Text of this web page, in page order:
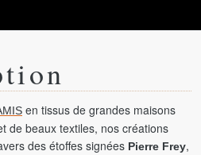
en tissus de grandes maisons
de beaux textiles, nos créations
des étoffes signées Pierre Frey,